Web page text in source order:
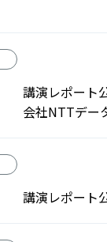
講演レポート
会社NTTデー
講演レポート